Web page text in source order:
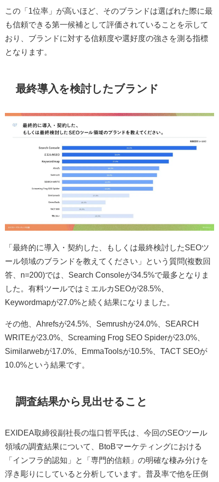
この「1位率」が高いほど、そのブランドは選ばれた際に最
も信頼できる第一候補として評価されていることを示して
おり、ブランドに対する信頼度や選好度の強さを測る指標
となります。
最終導入を検討したブランド
「最終的に導入・契約した、もしくは最終検討したSEOツ
ール領域のブランドを教えてください」という質問(複数回
答、n=200)では、Search Consoleが34.5%で最多となりま
した。有料ツールではミエルカSEOが28.5%、
Keywordmapが27.0%と続く結果になりました。
その他、Ahrefsが24.5%、Semrushが24.0%、SEARCH
WRITEが23.0%、Screaming Frog SEO Spiderが23.0%、
Similarwebが17.0%、EmmaToolsが10.5%、TACT SEOが
10.0%という結果です。
調査結果から見出せること
EXIDEA取締役副社長の塩口哲平氏は、今回のSEOツール
領域の調査結果について、BtoBマーケティングにおける
「インフラ的認知」と「専門的信頼」の明確な棲み分けを
浮き彫りにしていると分析しています。普及率で他を圧倒